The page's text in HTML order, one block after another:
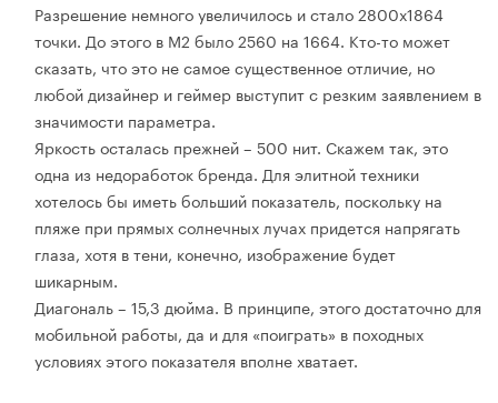
Разрешение немного увеличилось и стало 2800х1864
точки. До этого в M2 было 2560 на 1664. Кто-то может
сказать, что это не самое существенное отличие, но
любой дизайнер и геймер выступит с резким заявлением в
значимости параметра.
Яркость осталась прежней – 500 нит. Скажем так, это
одна из недоработок бренда. Для элитной техники
хотелось бы иметь больший показатель, поскольку на
пляже при прямых солнечных лучах придется напрягать
глаза, хотя в тени, конечно, изображение будет
шикарным.
Диагональ – 15,3 дюйма. В принципе, этого достаточно для
мобильной работы, да и для «поиграть» в походных
условиях этого показателя вполне хватает.